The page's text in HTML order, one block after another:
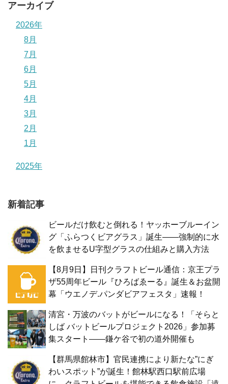
アーカイブ
2026年
8月
7月
6月
5月
4月
3月
2月
1月
2025年
新着記事
ビールだけ飲むと倒れる！ヤッホーブルーイン
グ「ふらつくビアグラス」誕生——強制的に水
を飲ませるU字型グラスの仕組みと購入方法
【8月9日】日刊クラフトビール通信：京王プラ
ザ55周年ビール『ひろばゑーる』誕生＆お盆開
幕「ウエノデ.パンダビアフェスタ」速報！
清宮・万波のバットがビールになる！「そらと
しば バットビールプロジェクト2026」参加募
集スタート——鎌ケ谷で初の道外開催も
【群馬県館林市】官民連携により新たな”にぎ
わいスポット”が誕生！館林駅西口駅前広場